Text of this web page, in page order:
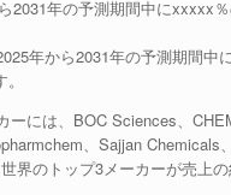
2031年の予測期間中にxxxxx
年から2031年の予測期間
には、BOC Sciences、
、Sajjan
界のトップ3メーカーが売上